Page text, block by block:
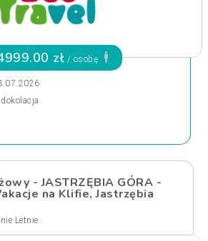
zł / osobę
- JASTRZĘBIA GÓRA -
na Klifie, Jastrzębia
Letnie